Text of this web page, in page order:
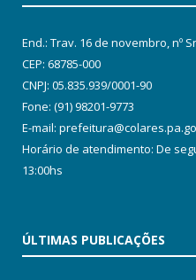
End.: Trav. 16 de novembro, nº
CEP: 68785-000
CNPJ: 05.835.939/0001-90
Fone: (91) 98201-9773
E-mail:
Horário de atendimento: De
13:00hs
ÚLTIMAS PUBLICAÇÕES